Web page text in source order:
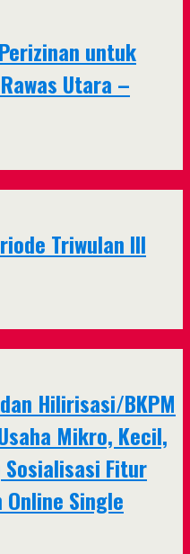
untuk
Utara –
Triwulan III
Hilirisasi/BKPM
Mikro, Kecil,
Sosialisasi Fitur
Single